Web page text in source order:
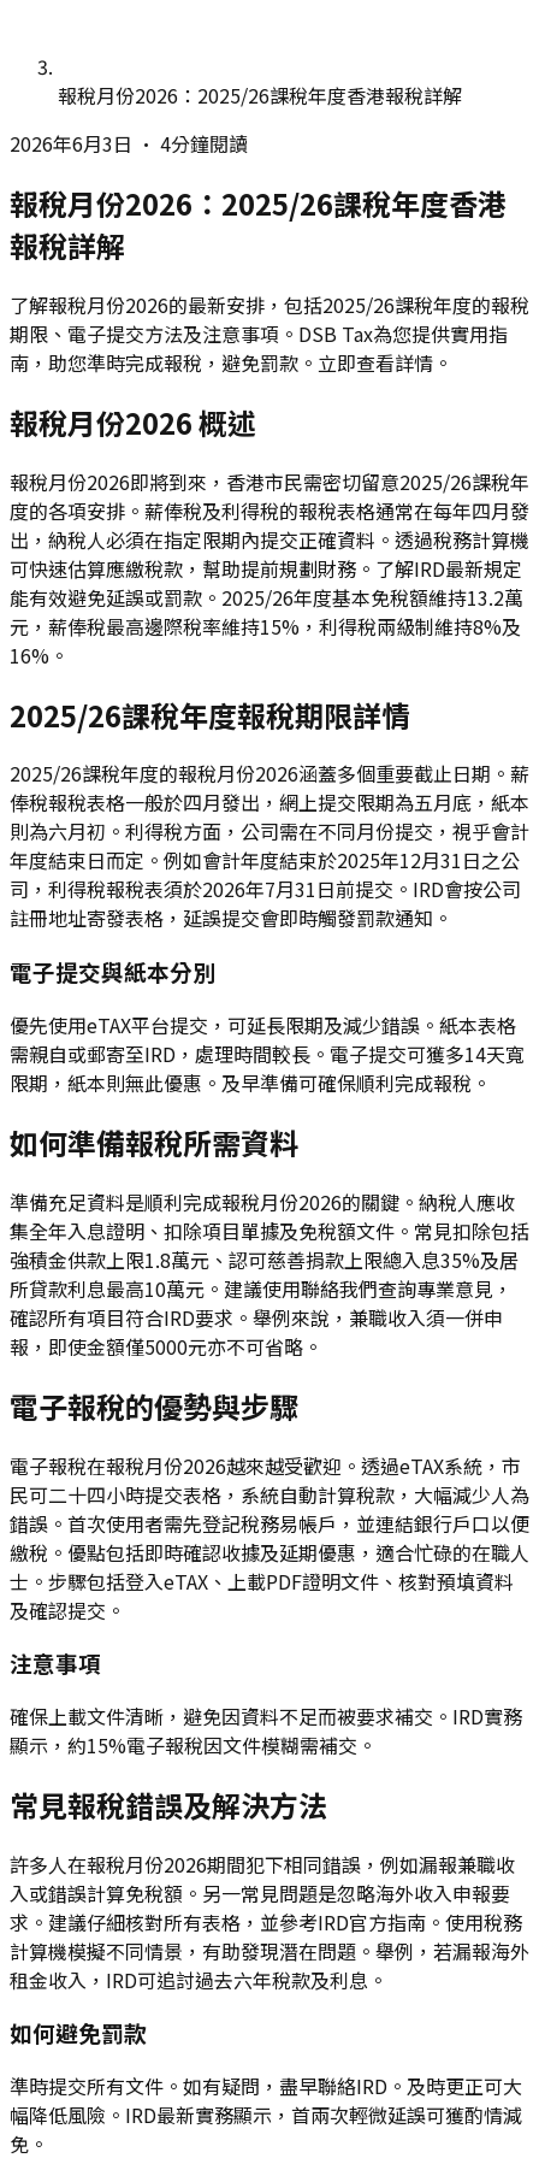
報稅月份2026：2025/26課稅年度香港報稅詳解
2026年6月3日 • 4分鐘閱讀
報稅月份2026：2025/26課稅年度香港
報稅詳解
了解報稅月份2026的最新安排，包括2025/26課稅年度的報稅
期限、電子提交方法及注意事項。DSB Tax為您提供實用指
南，助您準時完成報稅，避免罰款。立即查看詳情。
報稅月份2026 概述
報稅月份2026即將到來，香港市民需密切留意2025/26課稅年
度的各項安排。薪俸稅及利得稅的報稅表格通常在每年四月發
出，納稅人必須在指定限期內提交正確資料。透過稅務計算機
可快速估算應繳稅款，幫助提前規劃財務。了解IRD最新規定
能有效避免延誤或罰款。2025/26年度基本免稅額維持13.2萬
元，薪俸稅最高邊際稅率維持15%，利得稅兩級制維持8%及
16%。
2025/26課稅年度報稅期限詳情
2025/26課稅年度的報稅月份2026涵蓋多個重要截止日期。薪
俸稅報稅表格一般於四月發出，網上提交限期為五月底，紙本
則為六月初。利得稅方面，公司需在不同月份提交，視乎會計
年度結束日而定。例如會計年度結束於2025年12月31日之公
司，利得稅報稅表須於2026年7月31日前提交。IRD會按公司
註冊地址寄發表格，延誤提交會即時觸發罰款通知。
電子提交與紙本分別
優先使用eTAX平台提交，可延長限期及減少錯誤。紙本表格
需親自或郵寄至IRD，處理時間較長。電子提交可獲多14天寬
限期，紙本則無此優惠。及早準備可確保順利完成報稅。
如何準備報稅所需資料
準備充足資料是順利完成報稅月份2026的關鍵。納稅人應收
集全年入息證明、扣除項目單據及免稅額文件。常見扣除包括
強積金供款上限1.8萬元、認可慈善捐款上限總入息35%及居
所貸款利息最高10萬元。建議使用聯絡我們查詢專業意見，
確認所有項目符合IRD要求。舉例來說，兼職收入須一併申
報，即使金額僅5000元亦不可省略。
電子報稅的優勢與步驟
電子報稅在報稅月份2026越來越受歡迎。透過eTAX系統，市
民可二十四小時提交表格，系統自動計算稅款，大幅減少人為
錯誤。首次使用者需先登記稅務易帳戶，並連結銀行戶口以便
繳稅。優點包括即時確認收據及延期優惠，適合忙碌的在職人
士。步驟包括登入eTAX、上載PDF證明文件、核對預填資料
及確認提交。
注意事項
確保上載文件清晰，避免因資料不足而被要求補交。IRD實務
顯示，約15%電子報稅因文件模糊需補交。
常見報稅錯誤及解決方法
許多人在報稅月份2026期間犯下相同錯誤，例如漏報兼職收
入或錯誤計算免稅額。另一常見問題是忽略海外收入申報要
求。建議仔細核對所有表格，並參考IRD官方指南。使用稅務
計算機模擬不同情景，有助發現潛在問題。舉例，若漏報海外
租金收入，IRD可追討過去六年稅款及利息。
如何避免罰款
準時提交所有文件。如有疑問，盡早聯絡IRD。及時更正可大
幅降低風險。IRD最新實務顯示，首兩次輕微延誤可獲酌情減
免。